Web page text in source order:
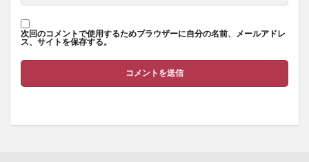
次回のコメントで使用するためブラウザーに自分の名前、メールアドレ
ス、サイトを保存する。